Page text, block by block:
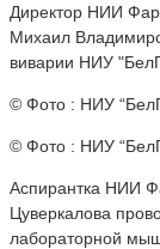
Директор НИИ
Михаил
виварии НИУ
© Фото : НИУ
© Фото : НИУ
Аспирантка НИИ
Цуверкалова
лабораторной